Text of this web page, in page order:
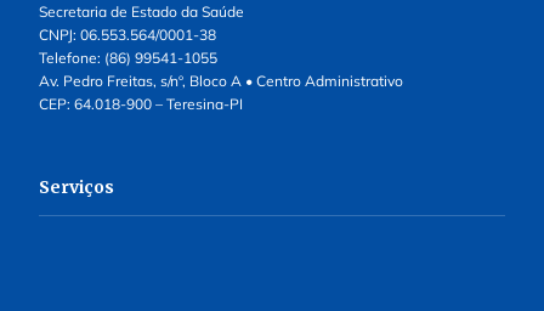
Secretaria de Estado da Saúde
CNPJ: 06.553.564/0001-38
Telefone: (86) 99541-1055
Av. Pedro Freitas, s/nº, Bloco A • Centro Administrativo
CEP: 64.018-900 – Teresina-PI
Serviços